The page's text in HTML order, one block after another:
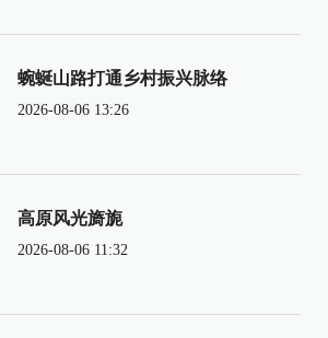
蜿蜒山路打通乡村振兴脉络
2026-08-06 13:26
高原风光旖旎
2026-08-06 11:32